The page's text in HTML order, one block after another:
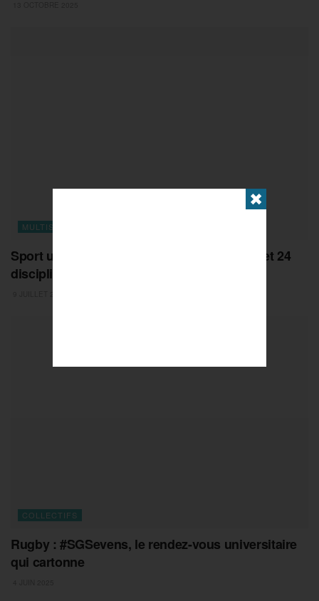
MULTISPORTS
Sport universitaire : 6 mois de compétition et 24
disciplines dans toute l’Europe
COLLECTIFS
Rugby : #SGSevens, le rendez-vous universitaire
qui cartonne
✖